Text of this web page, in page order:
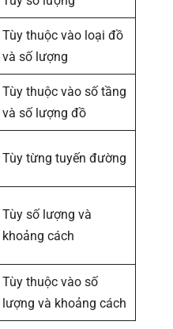
Tùy thuộc vào loại đồ
và số lượng
Tùy thuộc vào số tầng
và số lượng đồ
Tùy từng tuyến đường
Tùy số lượng và
khoảng cách
Tùy thuộc vào số
lượng và khoảng cách